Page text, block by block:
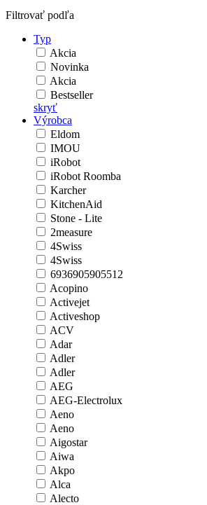
Filtrovať podľa
Typ
Akcia
Novinka
Akcia
Bestseller
skryť
Výrobca
Eldom
IMOU
iRobot
iRobot Roomba
Karcher
KitchenAid
Stone - Lite
2measure
4Swiss
4Swiss
6936905905512
Acopino
Activejet
Activeshop
ACV
Adar
Adler
Adler
AEG
AEG-Electrolux
Aeno
Aeno
Aigostar
Aiwa
Akpo
Alca
Alecto